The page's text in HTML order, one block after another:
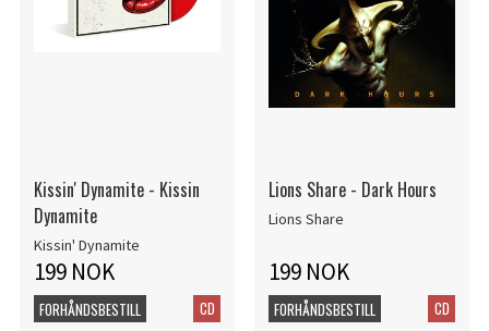
Kissin' Dynamite - Kissin
Dynamite
Kissin' Dynamite
199 NOK
CD
FORHÅNDSBESTILL
Lions Share - Dark Hours
Lions Share
199 NOK
CD
FORHÅNDSBESTILL